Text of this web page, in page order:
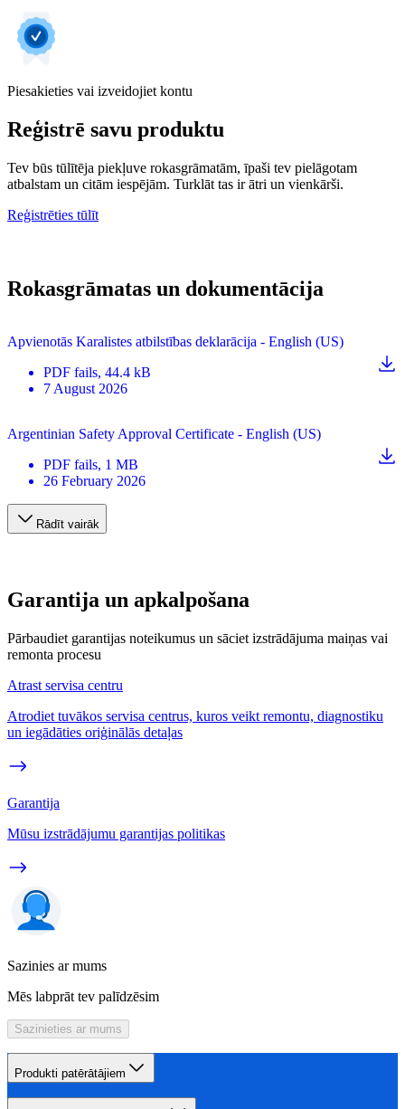
Piesakieties vai izveidojiet kontu
Reģistrē savu produktu
Tev būs tūlītēja piekļuve rokasgrāmatām, īpaši tev pielāgotam
atbalstam un citām iespējām. Turklāt tas ir ātri un vienkārši.
Reģistrēties tūlīt
Rokasgrāmatas un dokumentācija
Apvienotās Karalistes atbilstības deklarācija - English (US)
PDF fails, 44.4 kB
7 August 2026
Argentinian Safety Approval Certificate - English (US)
PDF fails, 1 MB
26 February 2026
Rādīt vairāk
Garantija un apkalpošana
Pārbaudiet garantijas noteikumus un sāciet izstrādājuma maiņas vai
remonta procesu
Atrast servisa centru
Atrodiet tuvākos servisa centrus, kuros veikt remontu, diagnostiku
un iegādāties oriģinālās detaļas
Garantija
Mūsu izstrādājumu garantijas politikas
Sazinies ar mums
Mēs labprāt tev palīdzēsim
Sazinieties ar mums
Produkti patērātājiem